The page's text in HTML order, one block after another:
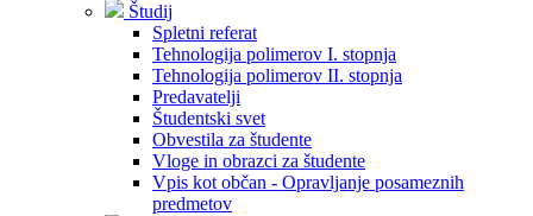
Študij
Spletni referat
Tehnologija polimerov I. stopnja
Tehnologija polimerov II. stopnja
Predavatelji
Študentski svet
Obvestila za študente
Vloge in obrazci za študente
Vpis kot občan - Opravljanje posameznih
predmetov